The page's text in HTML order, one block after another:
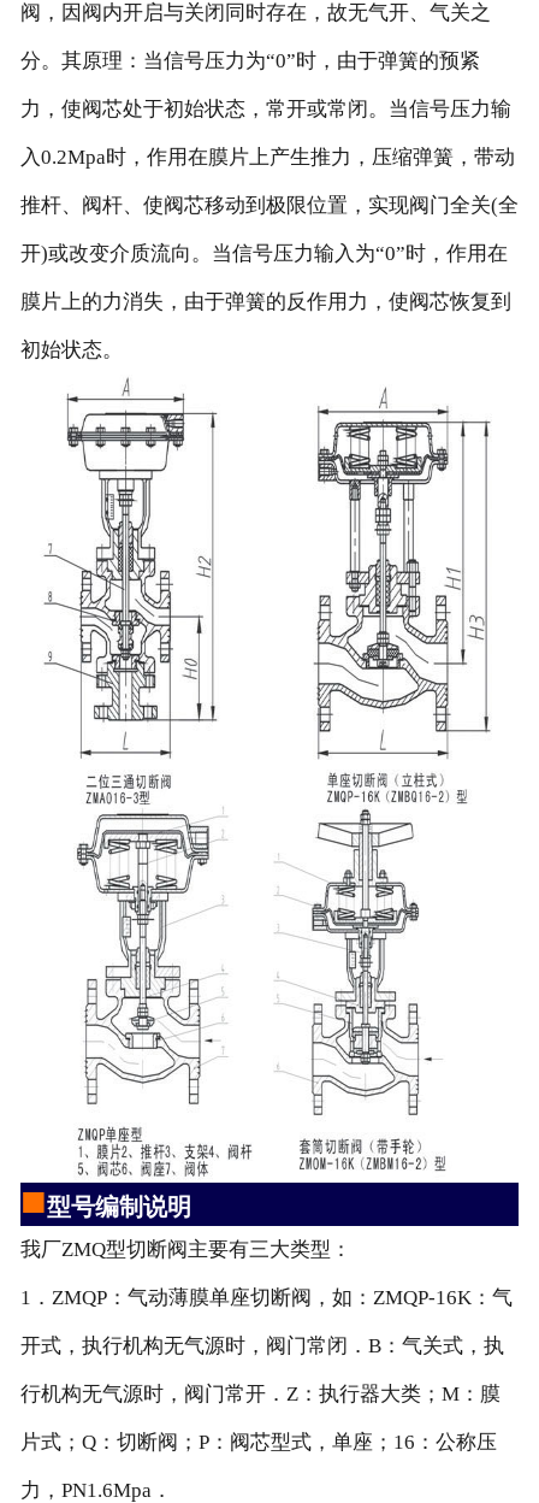
阀，因阀内开启与关闭同时存在，故无气开、气关之
分。其原理：当信号压力为“0”时，由于弹簧的预紧
力，使阀芯处于初始状态，常开或常闭。当信号压力输
入0.2Mpa时，作用在膜片上产生推力，压缩弹簧，带动
推杆、阀杆、使阀芯移动到极限位置，实现阀门全关(全
开)或改变介质流向。当信号压力输入为“0”时，作用在
膜片上的力消失，由于弹簧的反作用力，使阀芯恢复到
初始状态。
■型号编制说明
我厂ZMQ型切断阀主要有三大类型：
1．ZMQP：气动薄膜单座切断阀，如：ZMQP-16K：气
开式，执行机构无气源时，阀门常闭．B：气关式，执
行机构无气源时，阀门常开．Z：执行器大类；M：膜
片式；Q：切断阀；P：阀芯型式，单座；16：公称压
力，PN1.6Mpa．